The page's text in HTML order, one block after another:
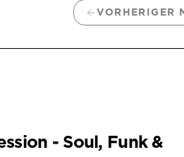
VORHERIGER
- Soul, Funk &